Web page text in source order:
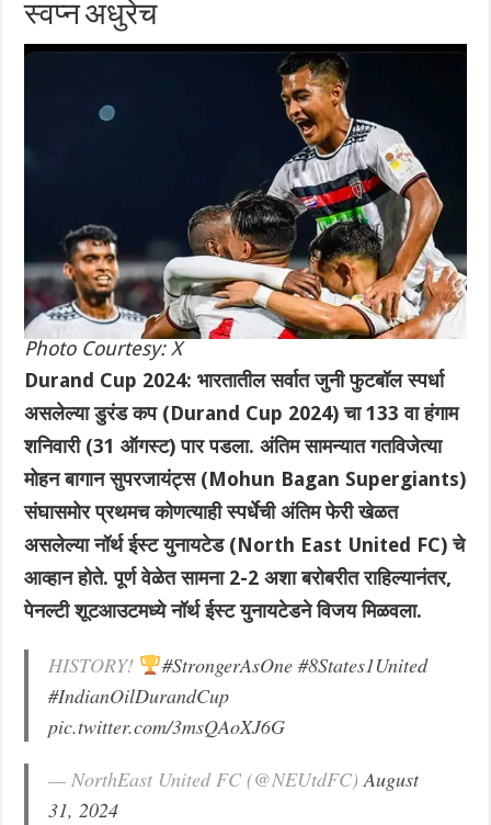
स्वप्न अधुरेच
Photo Courtesy: X
Durand Cup 2024: भारतातील सर्वात जुनी फुटबॉल स्पर्धा
असलेल्या डुरंड कप (Durand Cup 2024) चा 133 वा हंगाम
शनिवारी (31 ऑगस्ट) पार पडला. अंतिम सामन्यात गतविजेत्या
मोहन बागान सुपरजायंट्स (Mohun Bagan Supergiants)
संघासमोर प्रथमच कोणत्याही स्पर्धेची अंतिम फेरी खेळत
असलेल्या नॉर्थ ईस्ट युनायटेड (North East United FC) चे
आव्हान होते. पूर्ण वेळेत सामना 2-2 अशा बरोबरीत राहिल्यानंतर,
पेनल्टी शूटआउटमध्ये नॉर्थ ईस्ट युनायटेडने विजय मिळवला.
HISTORY! #StrongerAsOne #8States1United
#IndianOilDurandCup
pic.twitter.com/3msQAoXJ6G
— NorthEast United FC (@NEUtdFC)August
31, 2024